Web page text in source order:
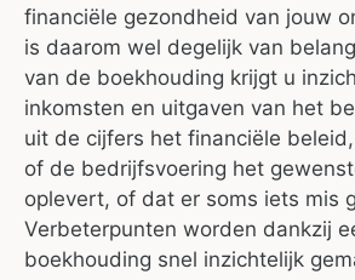
financiële gezondheid van jouw
is daarom wel degelijk van
van de boekhouding krijgt u
inkomsten en uitgaven van het
uit de cijfers het financiële
of de bedrijfsvoering het
oplevert, of dat er soms iets mis
Verbeterpunten worden dankzij
boekhouding snel inzichtelijk